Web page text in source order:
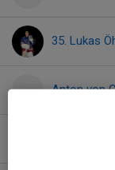
35. Lukas
Anton von
Rasmus